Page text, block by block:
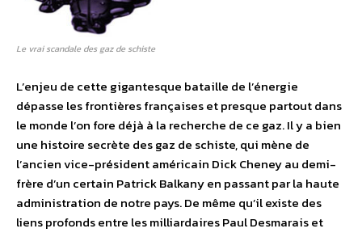
Le vrai scandale des gaz de schiste
L’enjeu de cette gigantesque bataille de l’énergie
dépasse les frontières françaises et presque partout dans
le monde l’on fore déjà à la recherche de ce gaz. Il y a bien
une histoire secrète des gaz de schiste, qui mène de
l’ancien vice-président américain Dick Cheney au demi-
frère d’un certain Patrick Balkany en passant par la haute
administration de notre pays. De même qu’il existe des
liens profonds entre les milliardaires Paul Desmarais et